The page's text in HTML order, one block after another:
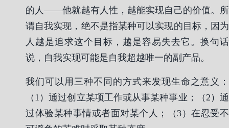
的人——他就越有人性，越能实现自己的价值。所
谓自我实现，绝不是指某种可以实现的目标，因为
人越是追求这个目标，越是容易失去它。换句话
说，自我实现可能是自我超越唯一的副产品。
我们可以用三种不同的方式来发现生命之意义：
（1）通过创立某项工作或从事某种事业；（2）通
过体验某种事情或者面对某个人；（3）在忍受不